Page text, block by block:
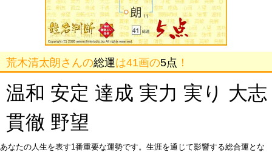
荒木清太朗さんの総運は41画の5点 ！
温和 安定 達成 実力 実り 大志
貫徹 野望
あなたの人生を表す1番重要な運勢です。生涯を通じて影響する総合運とな